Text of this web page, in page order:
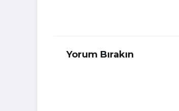
Yorum Bırakın